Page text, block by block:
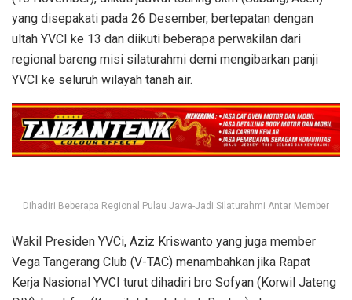
yang disepakati pada 26 Desember, bertepatan dengan
ultah YVCI ke 13 dan diikuti beberapa perwakilan dari
regional bareng misi silaturahmi demi mengibarkan panji
YVCI ke seluruh wilayah tanah air.
Dihadiri Beberapa Regional Pulau Jawa-Jadi Silaturahmi Antar Member
Wakil Presiden YVCi, Aziz Kriswanto yang juga member
Vega Tangerang Club (V-TAC) menambahkan jika Rapat
Kerja Nasional YVCI turut dihadiri bro Sofyan (Korwil Jateng